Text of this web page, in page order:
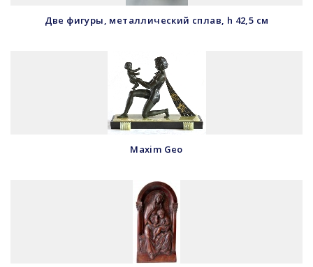
Две фигуры, металлический сплав, h 42,5 см
Maxim Geo